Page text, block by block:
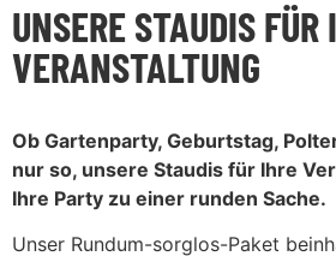
UNSERE STAUDIS FÜR
VERANSTALTUNG
Ob Gartenparty, Geburtstag,
nur so, unsere Staudis für Ihre
Ihre Party zu einer runden Sache.
Unser Rundum-sorglos-Paket